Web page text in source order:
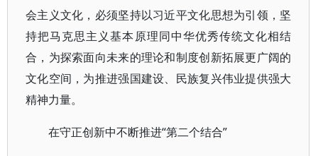
会主义文化，必须坚持以习近平文化思想为引领，坚
持把马克思主义基本原理同中华优秀传统文化相结
合，为探索面向未来的理论和制度创新拓展更广阔的
文化空间，为推进强国建设、民族复兴伟业提供强大
精神力量。
在守正创新中不断推进“第二个结合”